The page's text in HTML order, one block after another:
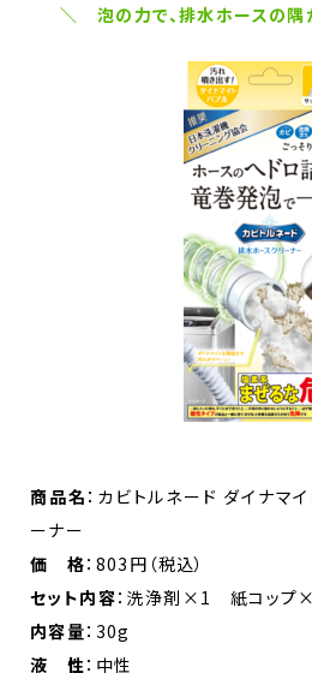
＼
泡の力で、排水ホースの
商品名 ：カビトルネード ダイナマ
ーナー
価 格：803円（税込）
セット内容：洗浄剤×1 紙コップ
内容量：30g
液 性 ：中性